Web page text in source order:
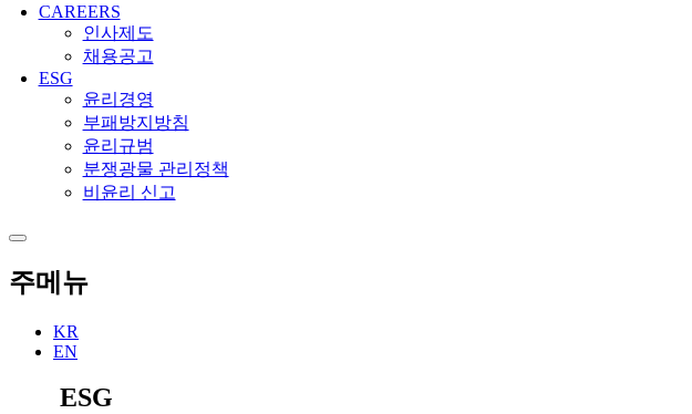
CAREERS
인사제도
채용공고
ESG
윤리경영
부패방지방침
윤리규범
분쟁광물 관리정책
비윤리 신고
주메뉴
KR
EN
ESG